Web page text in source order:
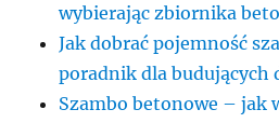
wybierając zbiornika
Jak dobrać pojemność
poradnik dla budujących
Szambo betonowe – jak